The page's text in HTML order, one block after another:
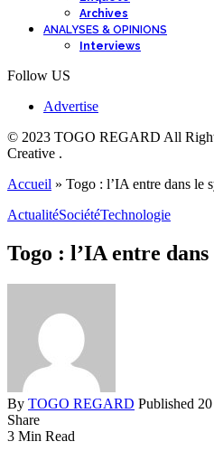
Archives
ANALYSES & OPINIONS
Interviews
Follow US
Advertise
© 2023 TOGO REGARD All
Creative .
Accueil » Togo : l’IA entre dans le
ActualitéSociétéTechnologie
Togo : l’IA entre
By TOGO REGARD Published
Share
3 Min Read